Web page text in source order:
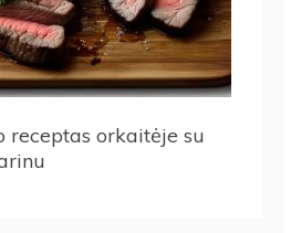
receptas orkaitėje su